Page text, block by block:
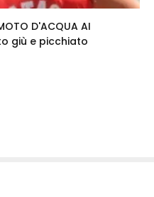
D'ACQUA AI
giù e picchiato